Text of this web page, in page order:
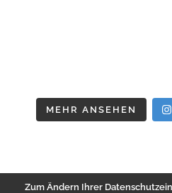
MEHR ANSEHEN
Zum Ändern Ihrer